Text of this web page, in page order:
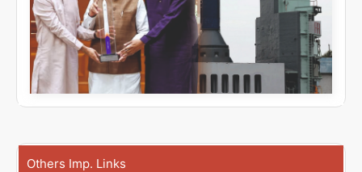
Others Imp. Links